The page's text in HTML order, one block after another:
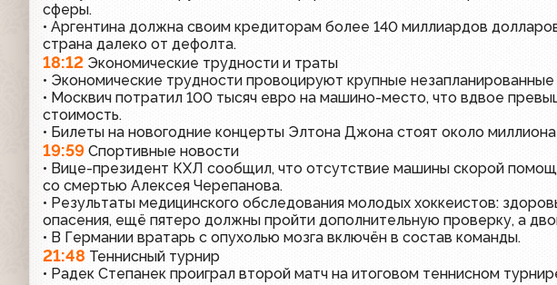
сферы.
• Аргентина должна своим кредиторам более 140 миллиардов
страна далеко от дефолта.
18:12 Экономические трудности и траты
• Экономические трудности провоцируют крупные
• Москвич потратил 100 тысяч евро на машино-место, что вдвое
стоимость.
• Билеты на новогодние концерты Элтона Джона стоят около
19:59 Спортивные новости
• Вице-президент КХЛ сообщил, что отсутствие машины скорой
со смертью Алексея Черепанова.
• Результаты медицинского обследования молодых хоккеистов:
опасения, ещё пятеро должны пройти дополнительную проверку, а
• В Германии вратарь с опухолью мозга включён в состав команды.
21:48 Теннисный турнир
• Радек Степанек проиграл второй матч на итоговом теннисном